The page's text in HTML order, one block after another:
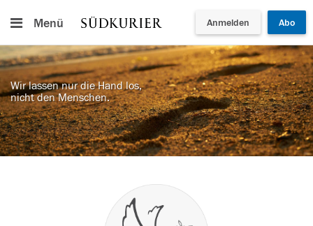
Menü Anmelden Abo
Wir lassen nur die Hand los,
nicht den Menschen.